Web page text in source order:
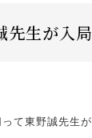
生が入局
て東野誠先生が